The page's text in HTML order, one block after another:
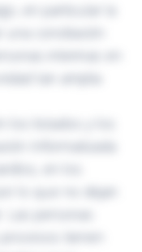
en particular la
conciliación
interinas en
tan amplia
los listados y los
Informatizada
en los
lo que no dejan
Las personas
tienen